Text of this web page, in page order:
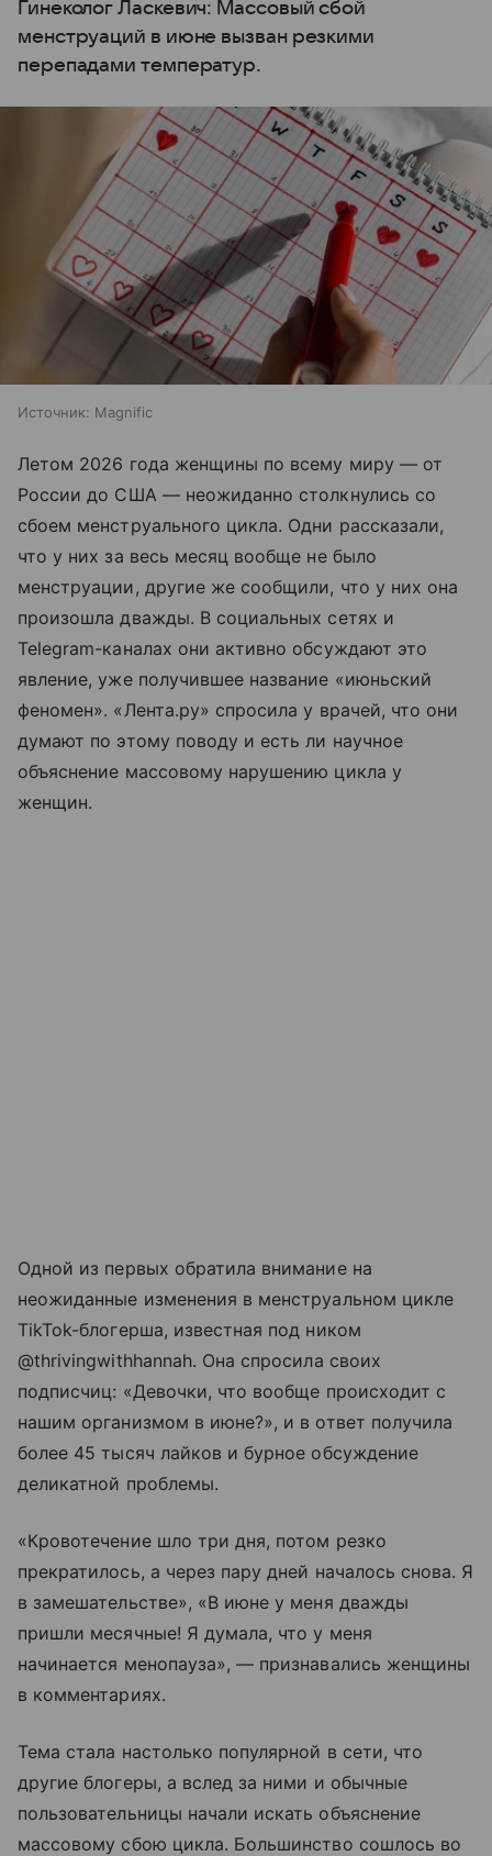
Гинеколог Ласкевич: Массовый сбой
менструаций в июне вызван резкими
перепадами температур.
Источник: Magnific
Летом 2026 года женщины по всему миру — от
России до США — неожиданно столкнулись со
сбоем менструального цикла. Одни рассказали,
что у них за весь месяц вообще не было
менструации, другие же сообщили, что у них она
произошла дважды. В социальных сетях и
Telegram-каналах они активно обсуждают это
явление, уже получившее название «июньский
феномен». «Лента.ру» спросила у врачей, что они
думают по этому поводу и есть ли научное
объяснение массовому нарушению цикла у
женщин.
Одной из первых обратила внимание на
неожиданные изменения в менструальном цикле
TikTok-блогерша, известная под ником
@thrivingwithhannah. Она спросила своих
подписчиц: «Девочки, что вообще происходит с
нашим организмом в июне?», и в ответ получила
более 45 тысяч лайков и бурное обсуждение
деликатной проблемы.
«Кровотечение шло три дня, потом резко
прекратилось, а через пару дней началось снова. Я
в замешательстве», «В июне у меня дважды
пришли месячные! Я думала, что у меня
начинается менопауза», — признавались женщины
в комментариях.
Тема стала настолько популярной в сети, что
другие блогеры, а вслед за ними и обычные
пользовательницы начали искать объяснение
массовому сбою цикла. Большинство сошлось во